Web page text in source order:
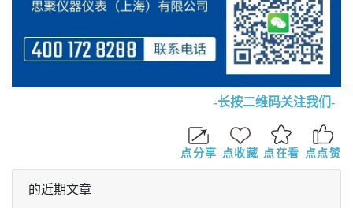
-长按二维码关注我们-
点分享 点收藏 点在看 点点赞
的近期文章